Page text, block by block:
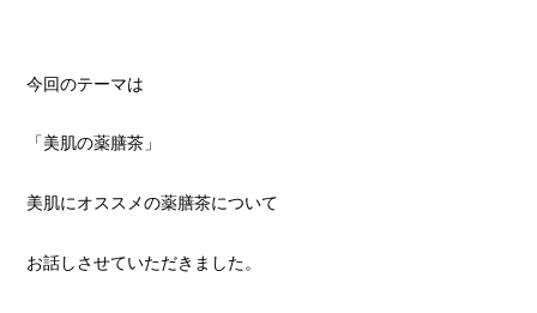
今回のテーマは
「美肌の薬膳茶」
美肌にオススメの薬膳茶について
お話しさせていただきました。